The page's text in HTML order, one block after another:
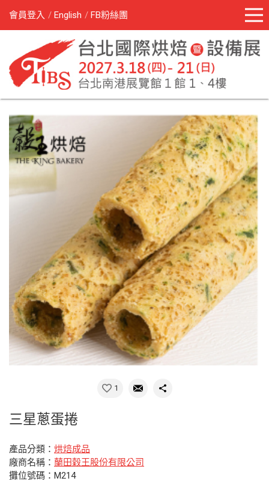
會員登入 English FB粉絲團
1
三星蔥蛋捲
產品分類： 烘焙成品
廠商名稱： 蘭田穀王股份有限公司
攤位號碼：M214